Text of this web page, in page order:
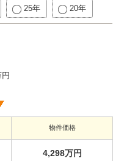
25年 20年
物件価格
4,298万円